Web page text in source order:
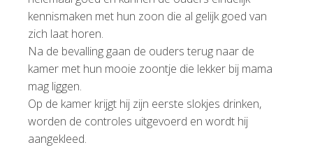
kennismaken met hun zoon die al gelijk goed van
zich laat horen.
Na de bevalling gaan de ouders terug naar de
kamer met hun mooie zoontje die lekker bij mama
mag liggen.
Op de kamer krijgt hij zijn eerste slokjes drinken,
worden de controles uitgevoerd en wordt hij
aangekleed.